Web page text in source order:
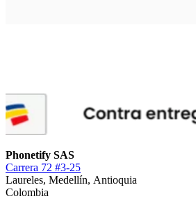
Phonetify SAS
Carrera 72 #3-25
Laureles, Medellín, Antioquia
Colombia